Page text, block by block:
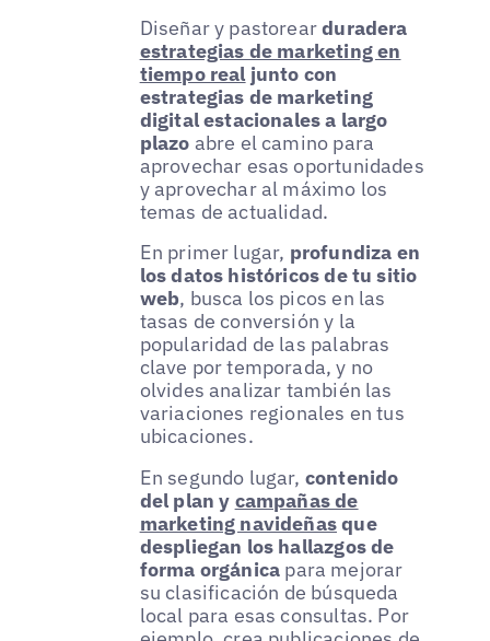
Diseñar y pastorearduradera
estrategias de marketing en
tiempo real junto con
estrategias de marketing
digital estacionales a largo
plazo abre el camino para
aprovechar esas oportunidades
y aprovechar al máximo los
temas de actualidad.
En primer lugar, profundiza en
los datos históricos de tu sitio
web, busca los picos en las
tasas de conversión y la
popularidad de las palabras
clave por temporada, y no
olvides analizar también las
variaciones regionales en tus
ubicaciones.
En segundo lugar, contenido
del plan y campañas de
marketing navideñasque
despliegan los hallazgos de
forma orgánica para mejorar
su clasificación de búsqueda
local para esas consultas. Por